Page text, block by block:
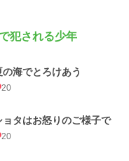
犯される少年
の海でとろけあう
20
ョタはお怒りのご様子で
20